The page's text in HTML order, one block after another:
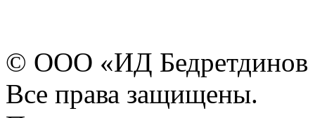
© ООО «ИД
Все права защищены.